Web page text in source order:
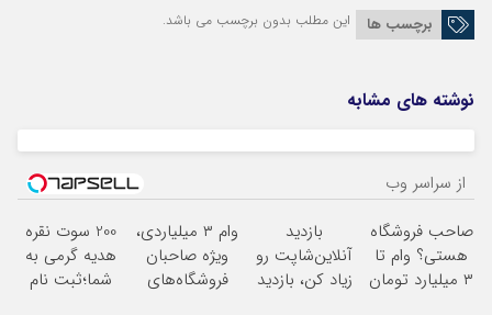
برچسب ها این مطلب بدون برچسب می باشد.
نوشته های مشابه
از سراسر وب
صاحب فروشگاه
هستی؟ وام تا
۳ میلیارد تومان
بازدید
آنلاین‌شاپت رو
زیاد کن، بازدید
وام ۳ میلیاردی،
ویژه صاحبان
فروشگاه‌های
200 سوت نقره
هدیه گرمی به
شما؛ثبت نام